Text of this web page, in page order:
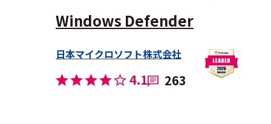
Windows Defender
日本マイクロソフト株式会社
4.1 263